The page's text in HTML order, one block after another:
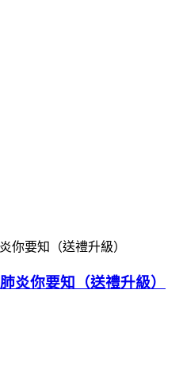
炎你要知（送禮升級）